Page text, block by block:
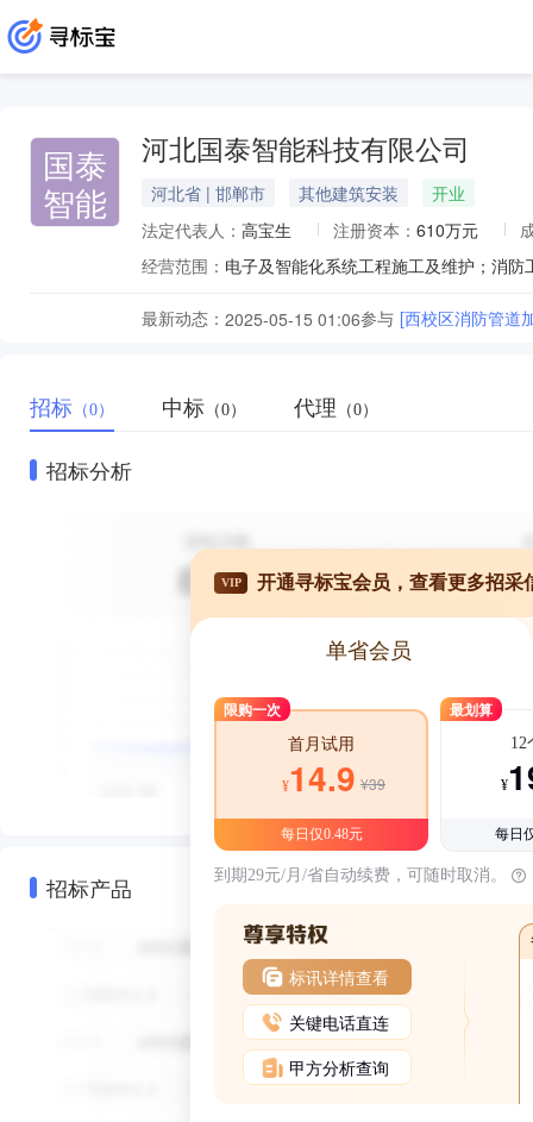
国泰
智能
河北国泰智能科技有限公司
河北省 | 邯郸市 其他建筑安装
开业
法定代表人： 高宝生 注册资本： 610万元
经营范围：
最新动态： 2025-05-15 01:06参与 [西校区消防管道
招标 （0） 中标 （0） 代理 （0）
招标分析
招标产品
VIP 开通寻标宝会员，查看更多招采
单省会员
限购一次
首月试用
¥14.9 ¥39
每日仅0.48元
最划算
12
¥
每日
到期29元/月/省自动续费，可随时取消。
标讯详情查看
关键电话直连
甲方分析查询